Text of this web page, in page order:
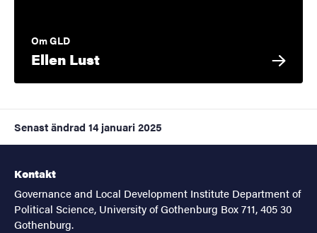
Om GLD
Ellen Lust
Senast ändrad 14 januari 2025
Kontakt
Governance and Local Development Institute Department of
Political Science, University of Gothenburg Box 711, 405 30
Gothenburg.